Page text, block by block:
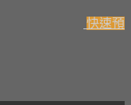
快速預